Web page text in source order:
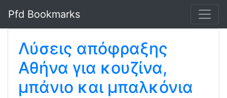
Pfd Bookmarks
Λύσεις απόφραξης
Αθήνα για κουζίνα,
μπάνιο και μπαλκόνια